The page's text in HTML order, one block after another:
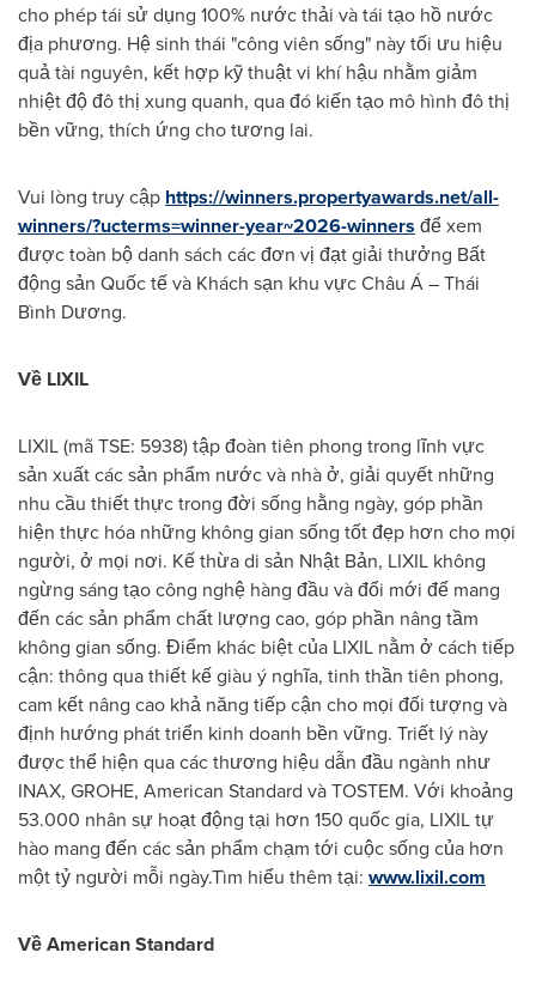
cho phép tái sử dụng 100% nước thải và tái tạo hồ nước
địa phương. Hệ sinh thái "công viên sống" này tối ưu hiệu
quả tài nguyên, kết hợp kỹ thuật vi khí hậu nhằm giảm
nhiệt độ đô thị xung quanh, qua đó kiến tạo mô hình đô thị
bền vững, thích ứng cho tương lai.
Vui lòng truy cập https://winners.propertyawards.net/all-
winners/?ucterms=winner-year~2026-winners để xem
được toàn bộ danh sách các đơn vị đạt giải thưởng Bất
động sản Quốc tế và Khách sạn khu vực Châu Á – Thái
Bình Dương.
Về LIXIL
LIXIL (mã TSE: 5938) tập đoàn tiên phong trong lĩnh vực
sản xuất các sản phẩm nước và nhà ở, giải quyết những
nhu cầu thiết thực trong đời sống hằng ngày, góp phần
hiện thực hóa những không gian sống tốt đẹp hơn cho mọi
người, ở mọi nơi. Kế thừa di sản Nhật Bản, LIXIL không
ngừng sáng tạo công nghệ hàng đầu và đổi mới để mang
đến các sản phẩm chất lượng cao, góp phần nâng tầm
không gian sống. Điểm khác biệt của LIXIL nằm ở cách tiếp
cận: thông qua thiết kế giàu ý nghĩa, tinh thần tiên phong,
cam kết nâng cao khả năng tiếp cận cho mọi đối tượng và
định hướng phát triển kinh doanh bền vững. Triết lý này
được thể hiện qua các thương hiệu dẫn đầu ngành như
INAX, GROHE, American Standard và TOSTEM. Với khoảng
53.000 nhân sự hoạt động tại hơn 150 quốc gia, LIXIL tự
hào mang đến các sản phẩm chạm tới cuộc sống của hơn
một tỷ người mỗi ngày.Tìm hiểu thêm tại: www.lixil.com
Về American Standard